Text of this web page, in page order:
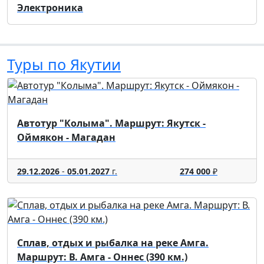
Электроника
Туры по Якутии
Автотур "Колыма". Маршрут: Якутск -
Оймякон - Магадан
29.12.2026 - 05.01.2027 г. 274 000₽
Сплав, отдых и рыбалка на реке Амга.
Маршрут: В. Амга - Оннес (390 км.)